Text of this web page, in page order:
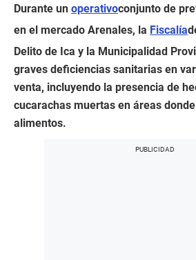
Durante un operativoconjunto de
en el mercado Arenales, la Fiscalía
Delito de Ica y la Municipalidad
graves deficiencias sanitarias en
venta, incluyendo la presencia de
cucarachas muertas en áreas
alimentos.